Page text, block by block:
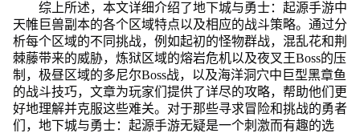
综上所述，本文详细介绍了地下城与勇士：起源手游中
天帷巨兽副本的各个区域特点以及相应的战斗策略。通过分
析每个区域的不同挑战，例如起初的怪物群战，混乱花和荆
棘藤带来的威胁，炼狱区域的熔岩危机以及夜叉王Boss的压
制，极昼区域的多尼尔Boss战，以及海洋洞穴中巨型黑章鱼
的战斗技巧，文章为玩家们提供了详尽的攻略，帮助他们更
好地理解并克服这些难关。对于那些寻求冒险和挑战的勇者
们，地下城与勇士：起源手游无疑是一个刺激而有趣的选